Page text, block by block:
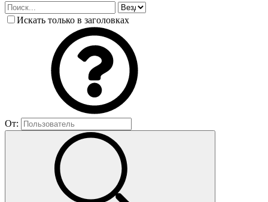
Искать только в заголовках
От: